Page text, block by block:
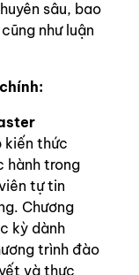
sâu, bao
như luận
kiến thức
hành trong
tự tin
Chương
kỳ dành
trình đào
và thực